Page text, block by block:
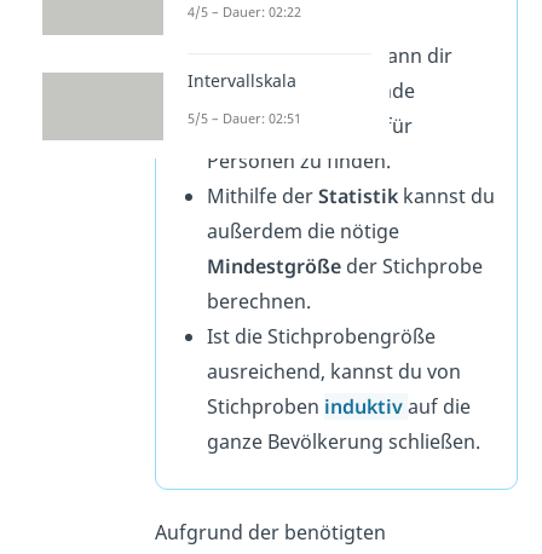
berechnen
kann dir
dann helfen, passende
Auswahlmethoden für
Personen zu finden.
Mithilfe derStatistikkannst du
außerdem die nötige
Mindestgrößeder Stichprobe
berechnen.
Ist die Stichprobengröße
ausreichend, kannst du von
Stichproben induktiv auf die
ganze Bevölkerung schließen.
Aufgrund der benötigten
4/5 – Dauer: 02:22
Intervallskala
5/5 – Dauer: 02:51